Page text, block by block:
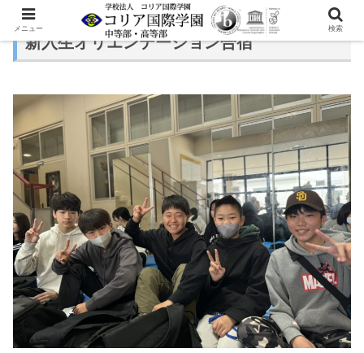
新入生オリエンテーション合宿
メニュー 検索